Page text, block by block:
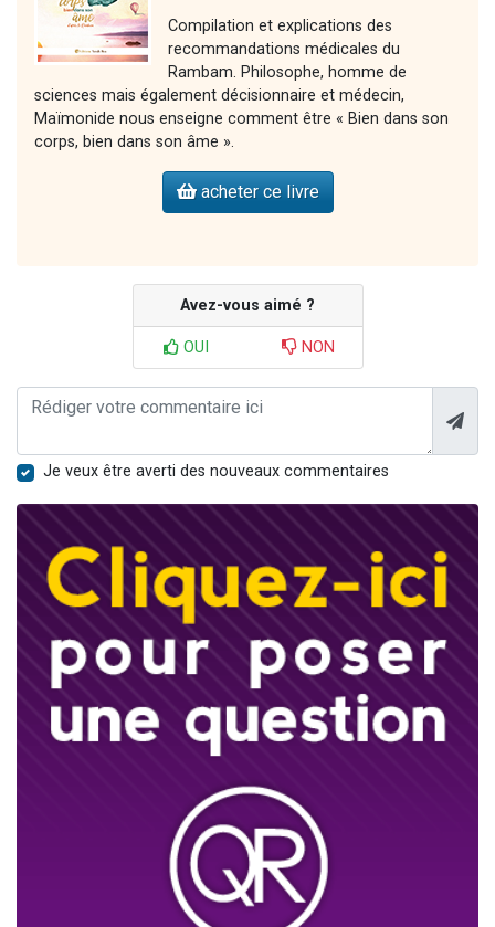
Compilation et explications des
recommandations médicales du
Rambam. Philosophe, homme de
sciences mais également décisionnaire et médecin,
Maïmonide nous enseigne comment être « Bien dans son
corps, bien dans son âme ».
acheter ce livre
Avez-vous aimé ?
OUI NON
Je veux être averti des nouveaux commentaires